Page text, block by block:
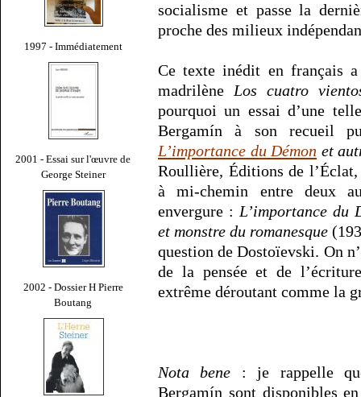
1997 - Immédiatement
2001 - Essai sur l'œuvre de
George Steiner
2002 - Dossier H Pierre
Boutang
socialisme et passe la
proche des milieux
Ce texte inédit en français
madrilène Los cuatro
pourquoi un essai d’une
Bergamín à son recueil
L’importance du Démon et
Roullière, Éditions de
à mi-chemin entre deux
envergure : L’importance du
et monstre du romanesque
question de Dostoïevski. On
de la pensée et de
extrême déroutant comme la
Nota bene : je rappelle
Bergamín sont disponibles